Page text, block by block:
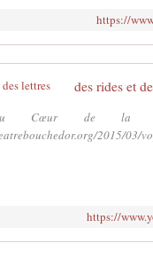
https://
des rides et
au Cœur de la
2015/03/
https://